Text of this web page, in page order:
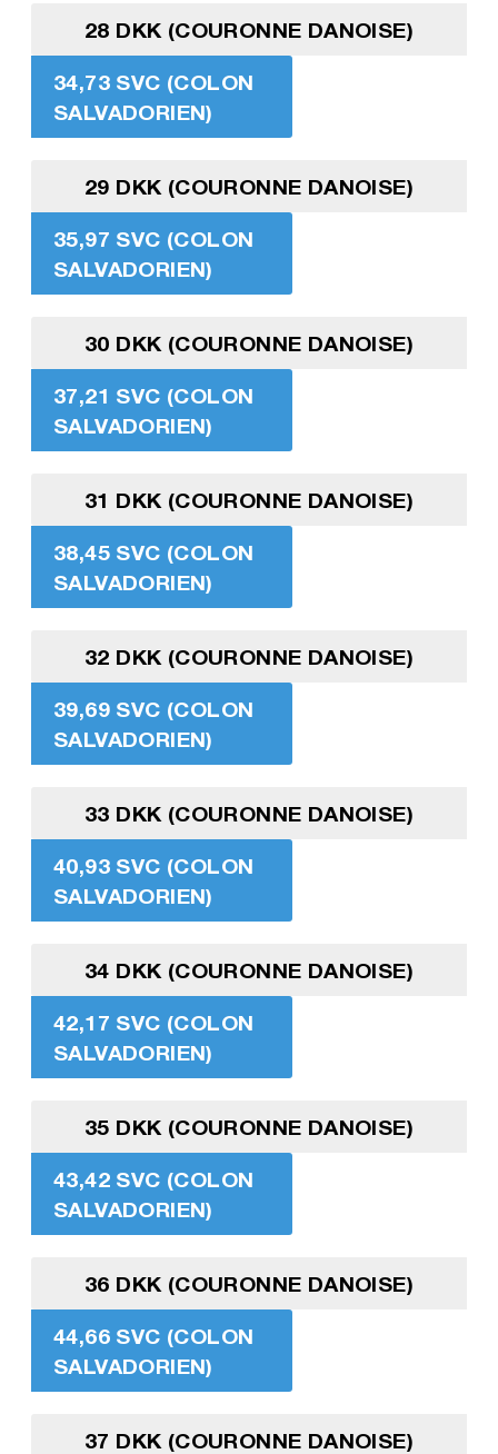
28 DKK (COURONNE DANOISE)
34,73 SVC (COLON
SALVADORIEN)
29 DKK (COURONNE DANOISE)
35,97 SVC (COLON
SALVADORIEN)
30 DKK (COURONNE DANOISE)
37,21 SVC (COLON
SALVADORIEN)
31 DKK (COURONNE DANOISE)
38,45 SVC (COLON
SALVADORIEN)
32 DKK (COURONNE DANOISE)
39,69 SVC (COLON
SALVADORIEN)
33 DKK (COURONNE DANOISE)
40,93 SVC (COLON
SALVADORIEN)
34 DKK (COURONNE DANOISE)
42,17 SVC (COLON
SALVADORIEN)
35 DKK (COURONNE DANOISE)
43,42 SVC (COLON
SALVADORIEN)
36 DKK (COURONNE DANOISE)
44,66 SVC (COLON
SALVADORIEN)
37 DKK (COURONNE DANOISE)